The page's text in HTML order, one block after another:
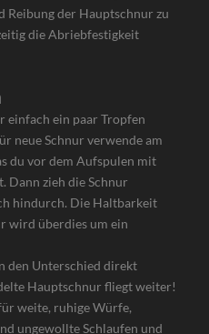
Reibung der Hauptschnur zu
die Abriebfestigkeit
einfach ein paar Tropfen
neue Schnur verwende am
du vor dem Aufspulen mit
Dann zieh die Schnur
hindurch. Die Haltbarkeit
wird überdies um ein
den Unterschied direkt
Hauptschnur fliegt weiter!
weite, ruhige Würfe,
ungewollte Schlaufen und